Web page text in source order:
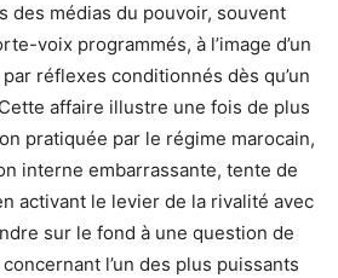
des médias du pouvoir, souvent
voix programmés, à l’image d’un
réflexes conditionnés dès qu’un
affaire illustre une fois de plus
pratiquée par le régime marocain,
interne embarrassante, tente de
activant le levier de la rivalité avec
sur le fond à une question de
l’un des plus puissants